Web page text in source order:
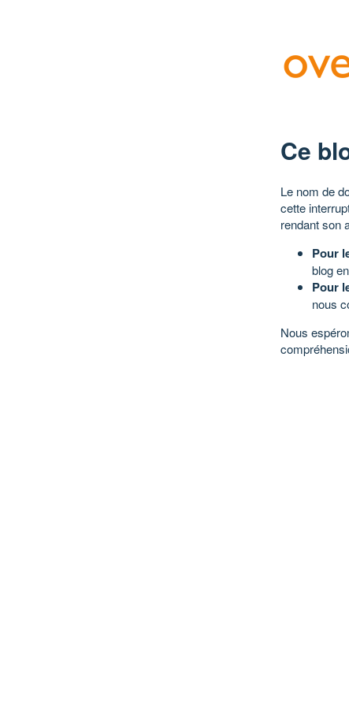
Ce
Le nom de
cette
rendant son
Pour
blog
Pour
nous
Nous